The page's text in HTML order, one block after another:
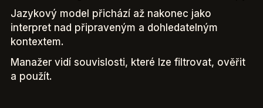
Jazykový model přichází až nakonec jako
interpret nad připraveným a dohledatelným
kontextem.
Manažer vidí souvislosti, které lze filtrovat, ověřit
a použít.